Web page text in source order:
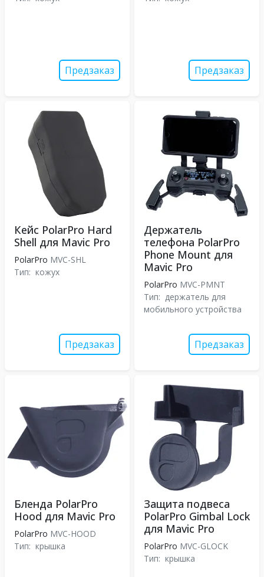
Предзаказ Предзаказ
Кейс PolarPro Hard
Shell для Mavic Pro
PolarPro MVC-SHL
Тип: кожух
Предзаказ
Держатель
телефона PolarPro
Phone Mount для
Mavic Pro
PolarPro MVC-PMNT
Тип: держатель для
мобильного устройства
Предзаказ
Бленда PolarPro
Hood для Mavic Pro
PolarPro MVC-HOOD
Тип: крышка
Защита подвеса
PolarPro Gimbal Lock
для Mavic Pro
PolarPro MVC-GLOCK
Тип: крышка